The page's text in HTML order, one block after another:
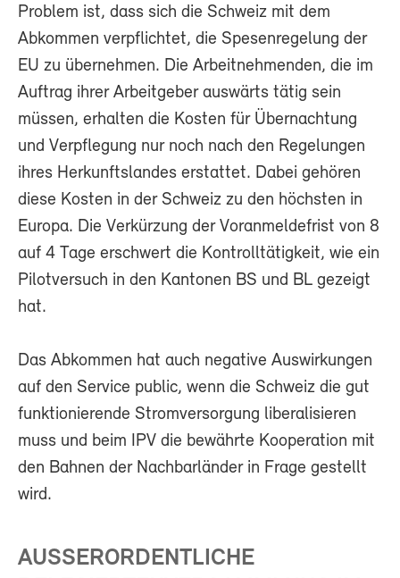
Problem ist, dass sich die Schweiz mit dem
Abkommen verpflichtet, die Spesenregelung der
EU zu übernehmen. Die Arbeitnehmenden, die im
Auftrag ihrer Arbeitgeber auswärts tätig sein
müssen, erhalten die Kosten für Übernachtung
und Verpflegung nur noch nach den Regelungen
ihres Herkunftslandes erstattet. Dabei gehören
diese Kosten in der Schweiz zu den höchsten in
Europa. Die Verkürzung der Voranmeldefrist von 8
auf 4 Tage erschwert die Kontrolltätigkeit, wie ein
Pilotversuch in den Kantonen BS und BL gezeigt
hat.
Das Abkommen hat auch negative Auswirkungen
auf den Service public, wenn die Schweiz die gut
funktionierende Stromversorgung liberalisieren
muss und beim IPV die bewährte Kooperation mit
den Bahnen der Nachbarländer in Frage gestellt
wird.
AUSSERORDENTLICHE